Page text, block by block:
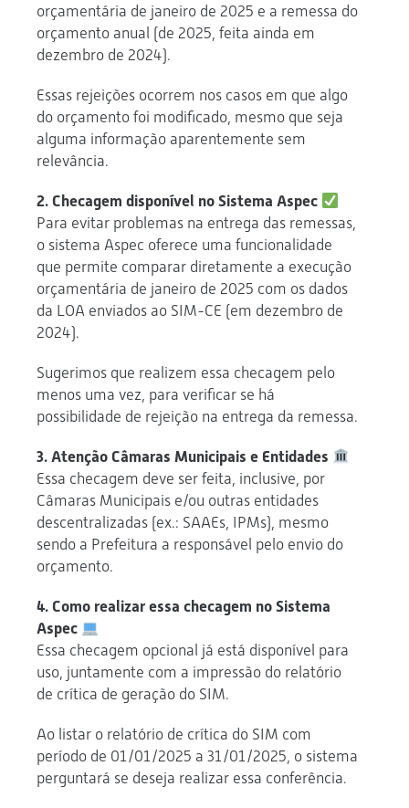
orçamentária de janeiro de 2025 e a remessa do
orçamento anual (de 2025, feita ainda em
dezembro de 2024).
Essas rejeições ocorrem nos casos em que algo
do orçamento foi modificado, mesmo que seja
alguma informação aparentemente sem
relevância.
2. Checagem disponível no Sistema Aspec
Para evitar problemas na entrega das remessas,
o sistema Aspec oferece uma funcionalidade
que permite comparar diretamente a execução
orçamentária de janeiro de 2025 com os dados
da LOA enviados ao SIM-CE (em dezembro de
2024).
Sugerimos que realizem essa checagem pelo
menos uma vez, para verificar se há
possibilidade de rejeição na entrega da remessa.
3. Atenção Câmaras Municipais e Entidades
Essa checagem deve ser feita, inclusive, por
Câmaras Municipais e/ou outras entidades
descentralizadas (ex.: SAAEs, IPMs), mesmo
sendo a Prefeitura a responsável pelo envio do
orçamento.
4. Como realizar essa checagem no Sistema
Aspec
Essa checagem opcional já está disponível para
uso, juntamente com a impressão do relatório
de crítica de geração do SIM.
Ao listar o relatório de crítica do SIM com
período de 01/01/2025 a 31/01/2025, o sistema
perguntará se deseja realizar essa conferência.